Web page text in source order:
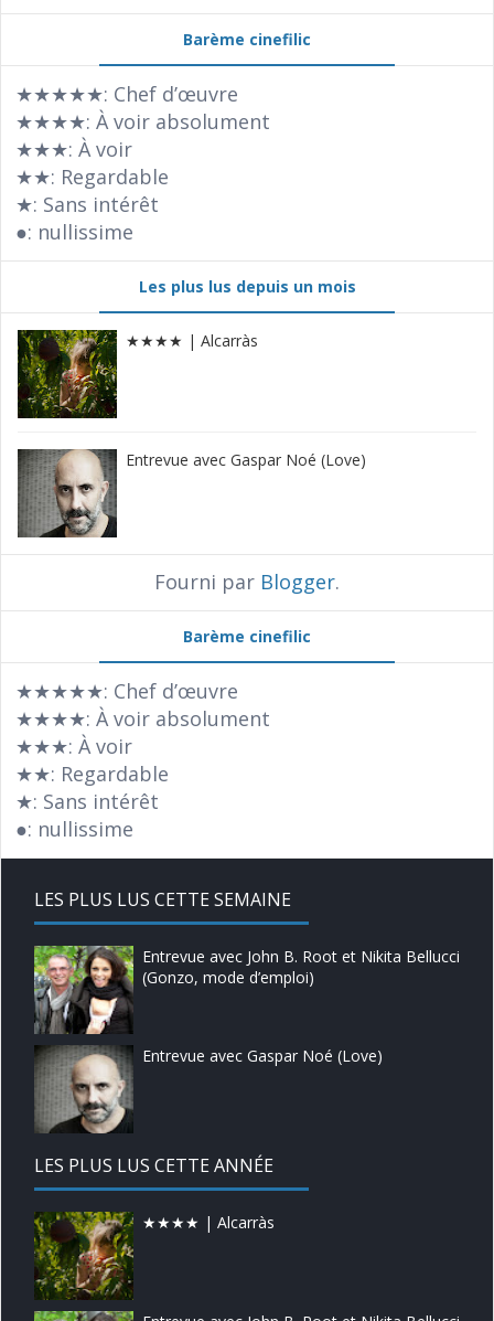
Barème cinefilic
★★★★★: Chef d’œuvre
★★★★: À voir absolument
★★★: À voir
★★: Regardable
★: Sans intérêt
●: nullissime
Les plus lus depuis un mois
★★★★ | Alcarràs
Entrevue avec Gaspar Noé (Love)
Fourni par Blogger.
Barème cinefilic
★★★★★: Chef d’œuvre
★★★★: À voir absolument
★★★: À voir
★★: Regardable
★: Sans intérêt
●: nullissime
LES PLUS LUS CETTE SEMAINE
Entrevue avec John B. Root et Nikita Bellucci
(Gonzo, mode d’emploi)
Entrevue avec Gaspar Noé (Love)
LES PLUS LUS CETTE ANNÉE
★★★★ | Alcarràs